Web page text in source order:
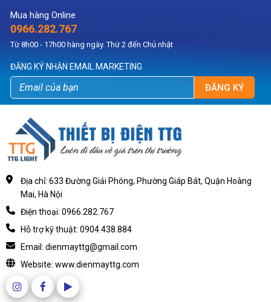
Mua hàng Online
0966.282.767
Từ 8h00 - 17h00 hàng ngày. Thứ 2 đến Chủ nhật
ĐĂNG KÝ NHẬN EMAIL MARKETING
ĐĂNG KÝ
Địa chỉ: 633 Đường Giải Phóng, Phường Giáp Bát, Quận Hoàng
Mai, Hà Nội
Điện thoại: 0966.282.767
Hỗ trợ kỹ thuật: 0904.438.884
Email: dienmayttg@gmail.com
Website: www.dienmayttg.com